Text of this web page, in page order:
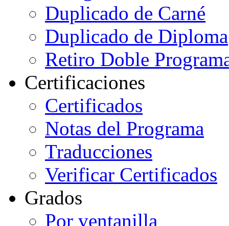
Duplicado de Carné
Duplicado de Diploma
Retiro Doble
Certificaciones
Certificados
Notas del Programa
Traducciones
Verificar Certificados
Grados
Por ventanilla